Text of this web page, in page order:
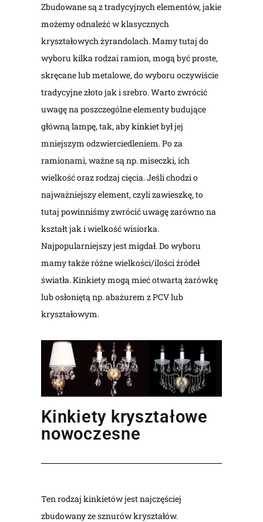
Zbudowane są z tradycyjnych elementów, jakie
możemy odnaleźć w klasycznych
kryształowych żyrandolach. Mamy tutaj do
wyboru kilka rodzai ramion, mogą być proste,
skręcane lub metalowe, do wyboru oczywiście
tradycyjne złoto jak i srebro. Warto zwrócić
uwagę na poszczególne elementy budujące
główną lampę, tak, abykinkietbył jej
mniejszym odzwierciedleniem. Po za
ramionami, ważne są np. miseczki, ich
wielkość oraz rodzaj cięcia. Jeśli chodzi o
najważniejszy element, czyli zawieszkę, to
tutaj powinniśmy zwrócić uwagę zarówno na
kształt jak i wielkość wisiorka.
Najpopularniejszy jest migdał. Do wyboru
mamy także różne wielkości/ilości źródeł
światła. Kinkiety mogą mieć otwartą żarówkę
lub osłoniętą np. abażurem z PCV lub
kryształowym.
Kinkiety kryształowe
nowoczesne
Ten rodzaj kinkietów jest najczęściej
zbudowany ze sznurów kryształów.